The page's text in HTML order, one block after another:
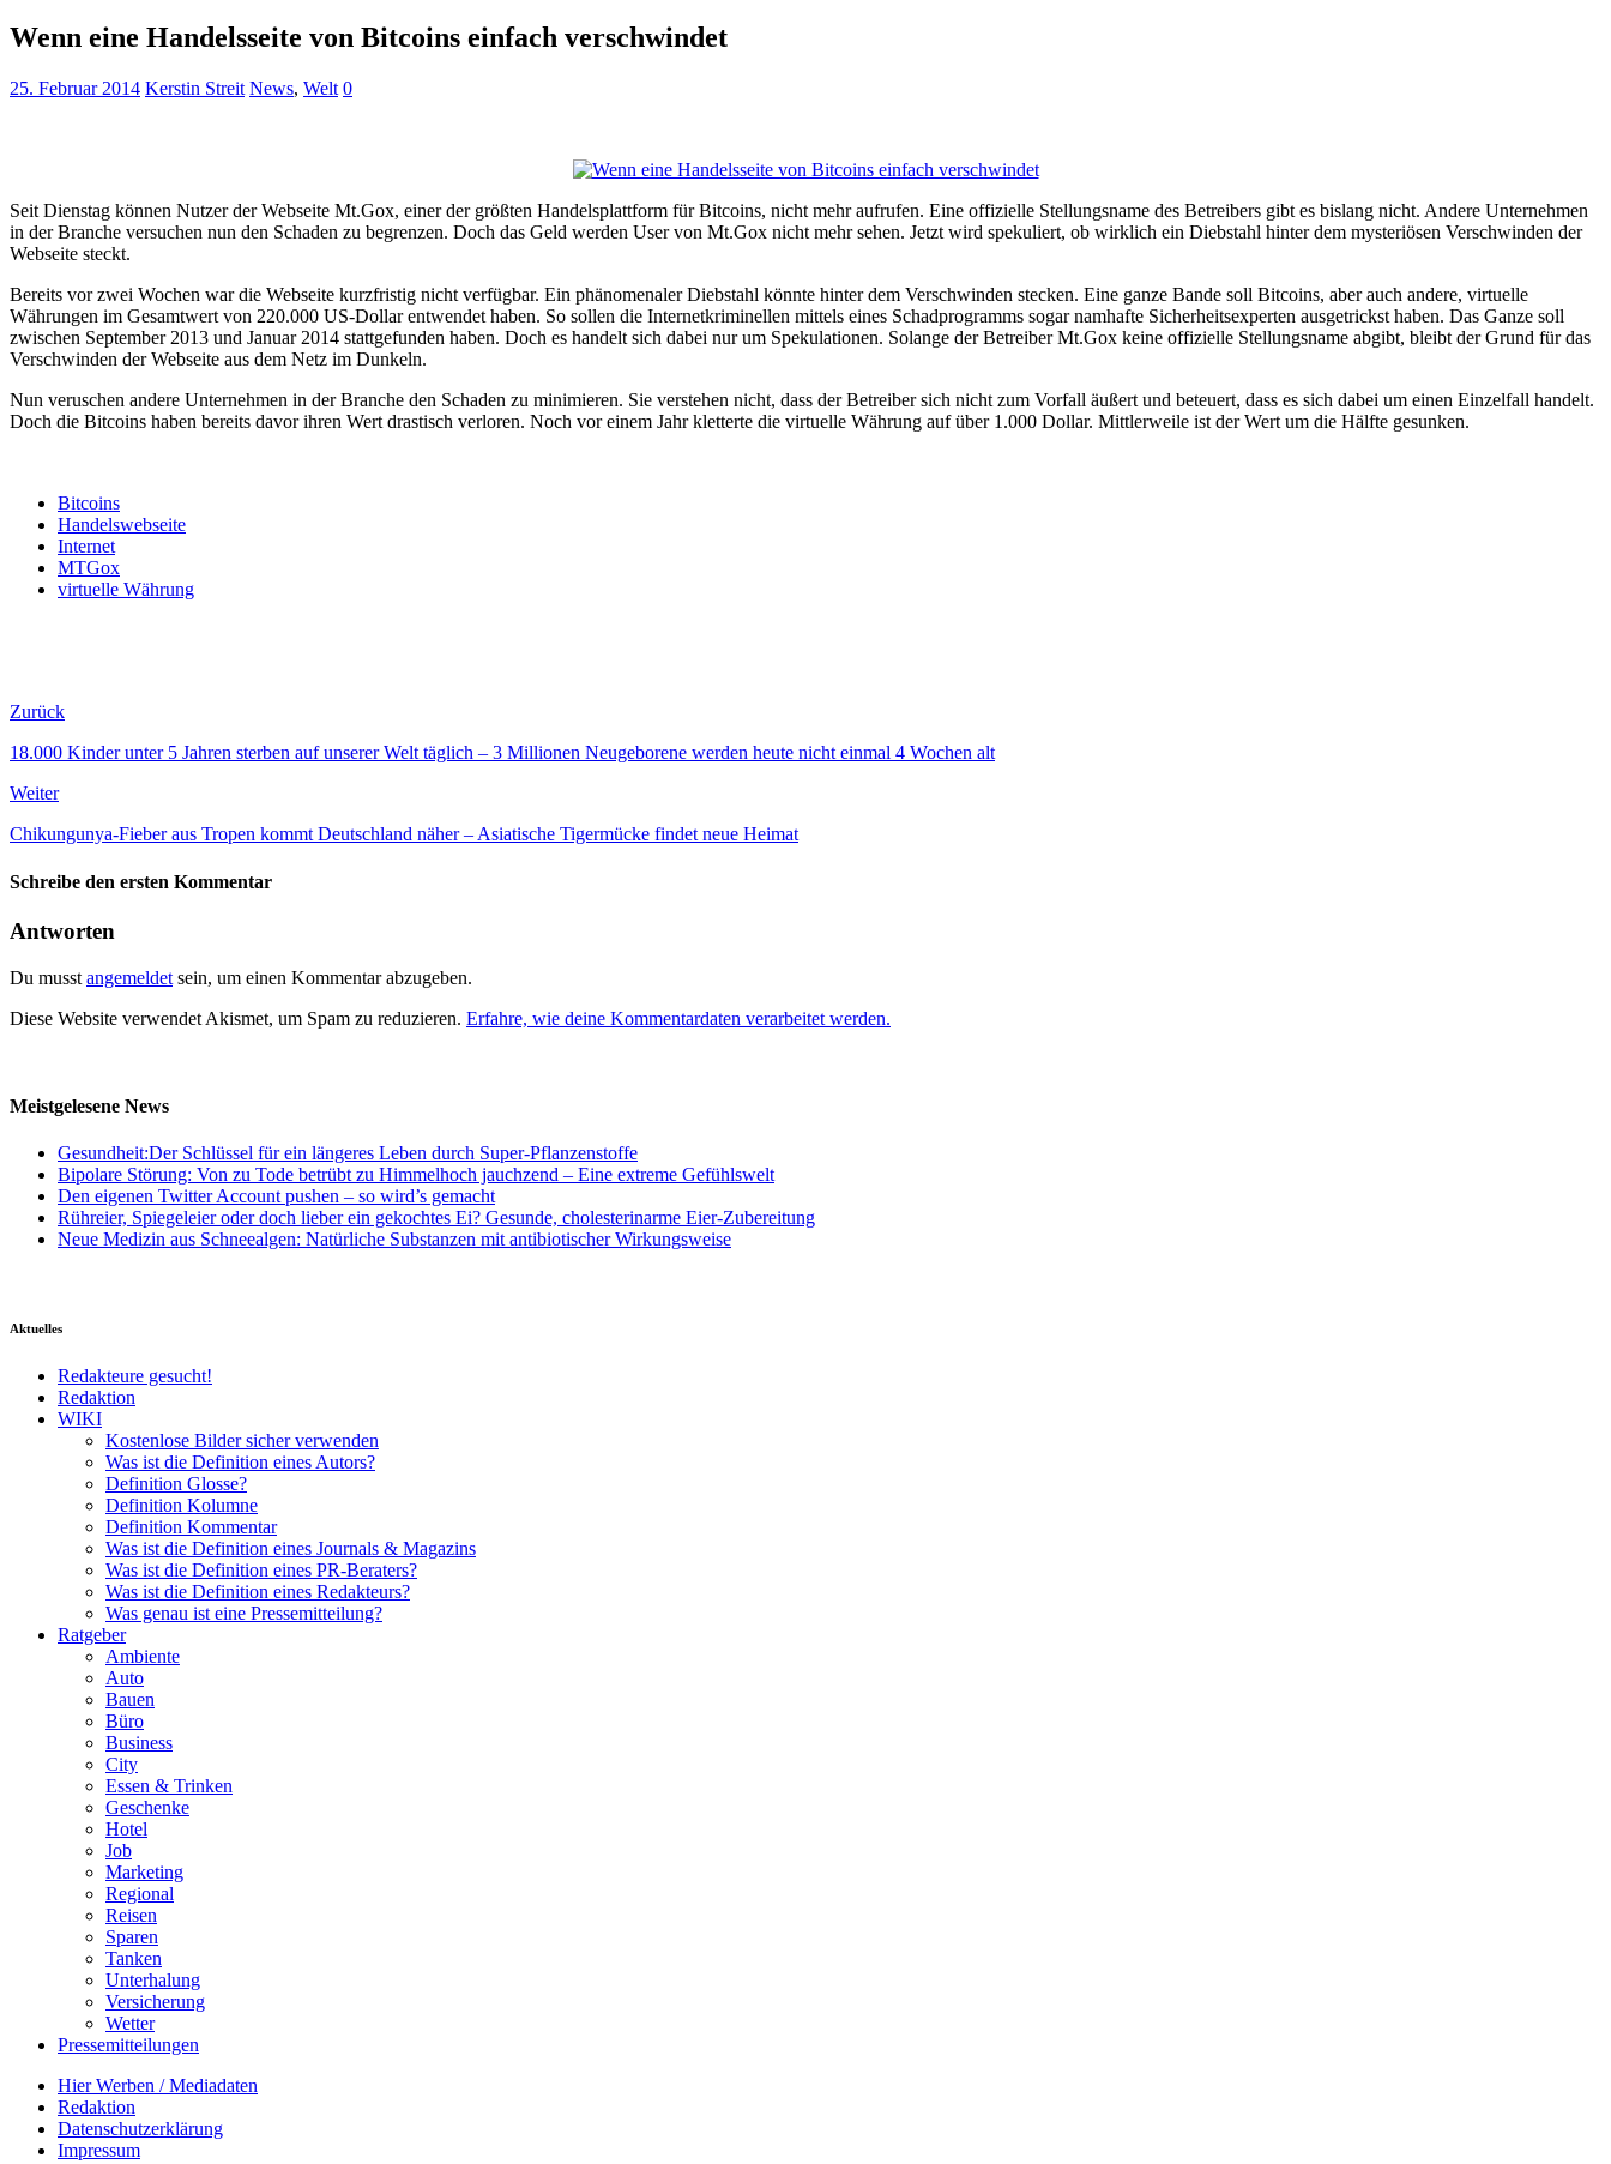
Wenn eine Handelsseite von Bitcoins einfach verschwindet
25. Februar 2014 Kerstin Streit News, Welt 0
Seit Dienstag können Nutzer der Webseite Mt.Gox, einer der größten Handelsplattform für Bitcoins, nicht mehr aufrufen. Eine offizielle Stellungsname des Betreibers gibt es bislang nicht. Andere Unternehmen
in der Branche versuchen nun den Schaden zu begrenzen. Doch das Geld werden User von Mt.Gox nicht mehr sehen. Jetzt wird spekuliert, ob wirklich ein Diebstahl hinter dem mysteriösen Verschwinden der
Webseite steckt.
Bereits vor zwei Wochen war die Webseite kurzfristig nicht verfügbar. Ein phänomenaler Diebstahl könnte hinter dem Verschwinden stecken. Eine ganze Bande soll Bitcoins, aber auch andere, virtuelle
Währungen im Gesamtwert von 220.000 US-Dollar entwendet haben. So sollen die Internetkriminellen mittels eines Schadprogramms sogar namhafte Sicherheitsexperten ausgetrickst haben. Das Ganze soll
zwischen September 2013 und Januar 2014 stattgefunden haben. Doch es handelt sich dabei nur um Spekulationen. Solange der Betreiber Mt.Gox keine offizielle Stellungsname abgibt, bleibt der Grund für das
Verschwinden der Webseite aus dem Netz im Dunkeln.
Nun veruschen andere Unternehmen in der Branche den Schaden zu minimieren. Sie verstehen nicht, dass der Betreiber sich nicht zum Vorfall äußert und beteuert, dass es sich dabei um einen Einzelfall handelt.
Doch die Bitcoins haben bereits davor ihren Wert drastisch verloren. Noch vor einem Jahr kletterte die virtuelle Währung auf über 1.000 Dollar. Mittlerweile ist der Wert um die Hälfte gesunken.
Bitcoins
Handelswebseite
Internet
MTGox
virtuelle Währung
Zurück
18.000 Kinder unter 5 Jahren sterben auf unserer Welt täglich – 3 Millionen Neugeborene werden heute nicht einmal 4 Wochen alt
Weiter
Chikungunya-Fieber aus Tropen kommt Deutschland näher – Asiatische Tigermücke findet neue Heimat
Schreibe den ersten Kommentar
Antworten
Du musst angemeldet sein, um einen Kommentar abzugeben.
Diese Website verwendet Akismet, um Spam zu reduzieren. Erfahre, wie deine Kommentardaten verarbeitet werden.
Meistgelesene News
Gesundheit:Der Schlüssel für ein längeres Leben durch Super-Pflanzenstoffe
Bipolare Störung: Von zu Tode betrübt zu Himmelhoch jauchzend – Eine extreme Gefühlswelt
Den eigenen Twitter Account pushen – so wird’s gemacht
Rühreier, Spiegeleier oder doch lieber ein gekochtes Ei? Gesunde, cholesterinarme Eier-Zubereitung
Neue Medizin aus Schneealgen: Natürliche Substanzen mit antibiotischer Wirkungsweise
Aktuelles
Redakteure gesucht!
Redaktion
WIKI
Kostenlose Bilder sicher verwenden
Was ist die Definition eines Autors?
Definition Glosse?
Definition Kolumne
Definition Kommentar
Was ist die Definition eines Journals & Magazins
Was ist die Definition eines PR-Beraters?
Was ist die Definition eines Redakteurs?
Was genau ist eine Pressemitteilung?
Ratgeber
Ambiente
Auto
Bauen
Büro
Business
City
Essen & Trinken
Geschenke
Hotel
Job
Marketing
Regional
Reisen
Sparen
Tanken
Unterhalung
Versicherung
Wetter
Pressemitteilungen
Hier Werben / Mediadaten
Redaktion
Datenschutzerklärung
Impressum